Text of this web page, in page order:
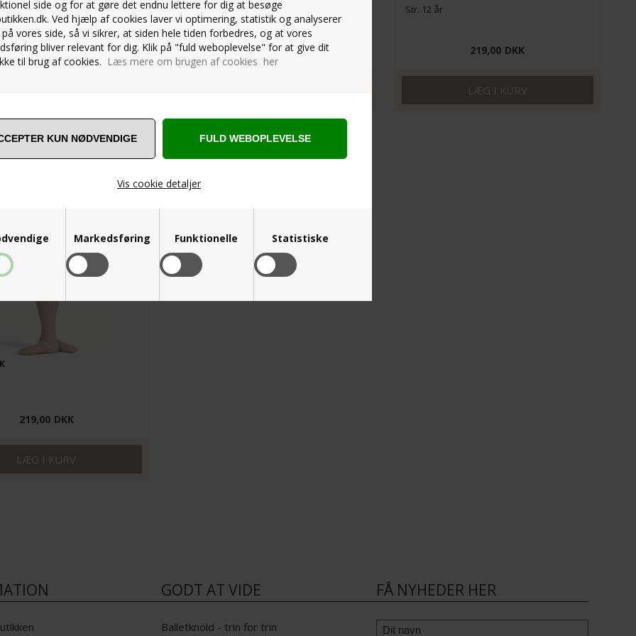
side og for at gøre det endnu lettere for dig at besøge
Ved hjælp af cookies laver vi optimering, statistik og analyserer
vores side, så vi sikrer, at siden hele tiden forbedres, og at vores
bliver relevant for dig. Klik på "fuld weboplevelse" for at give dit
til brug af cookies. Læs mere om brugen af cookies her
Vis cookie detaljer
Markedsføring Funktionelle Statistiske
329,00 DKK
Str.6-12 år
209,00 DKK
Str. 12 år
219,00 DKK
BOMULDS STRIK
219,00 DKK
GODT AT VIDE
Balletknold - trin for trin
FÅ NYHEDER HER